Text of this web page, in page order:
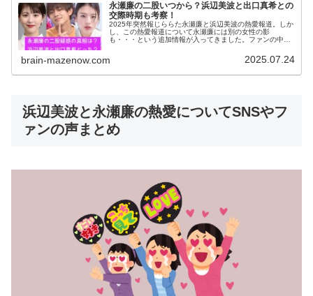
永瀬廉の二股いつから？浜辺美波と出口真希との
交際時期も考察！
2025年突然報じららた永瀬廉と浜辺美波の熱愛報道。しか
し、この熱愛報道について永瀬廉には別の女性の影
も・・・という追加情報が入ってきました。ファンの中で
brain-mazenow.com 2025.07.24
浜辺美波と永瀬廉の熱愛についてSNSやフ
ァンの声まとめ